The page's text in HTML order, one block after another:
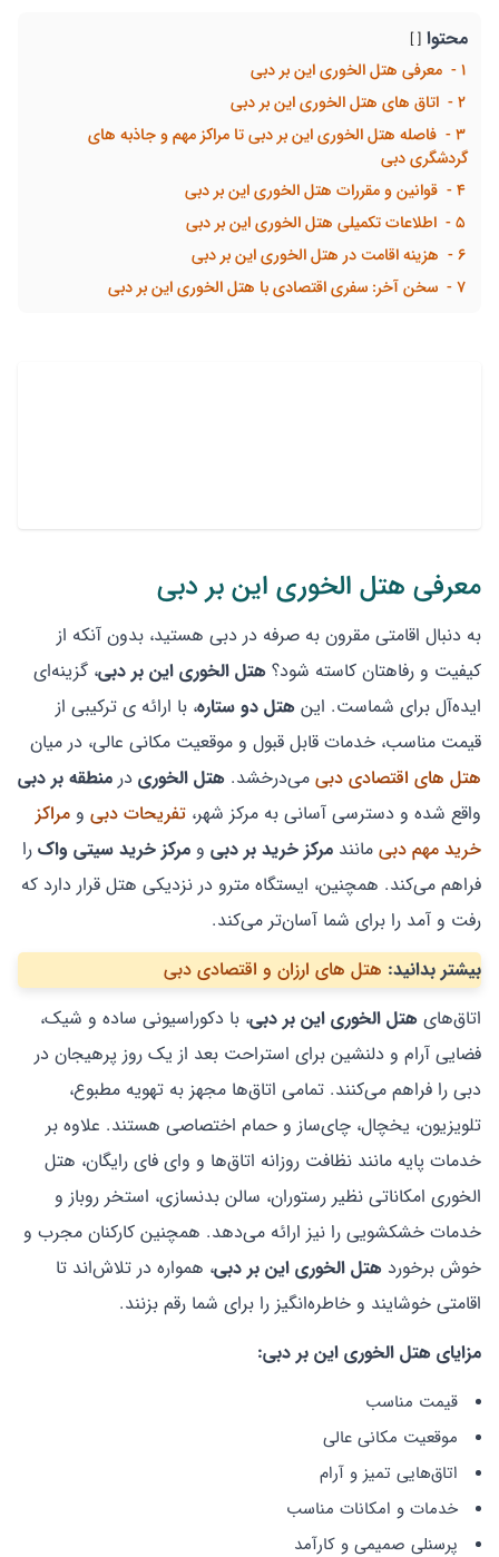
محتوا
1
معرفی هتل الخوری این بر دبی
2
اتاق های هتل الخوری این بر دبی
3
فاصله هتل الخوری این بر دبی تا مراکز مهم و جاذبه های
گردشگری دبی
4
قوانین و مقررات هتل الخوری این بر دبی
5
اطلاعات تکمیلی هتل الخوری این بر دبی
6
هزینه اقامت در هتل الخوری این بر دبی
7
سخن آخر: سفری اقتصادی با هتل الخوری این بر دبی
معرفی هتل الخوری این بر دبی
به دنبال اقامتی مقرون به صرفه در دبی هستید، بدون آنکه از
کیفیت و رفاهتان کاسته شود؟ هتل الخوری این بر دبی، گزینه‌ای
ایده‌آل برای شماست. این هتل دو ستاره، با ارائه ی ترکیبی از
قیمت مناسب، خدمات قابل قبول و موقعیت مکانی عالی، در میان
هتل ‌های اقتصادی دبی می‌درخشد. هتل الخوری در منطقه بر دبی
واقع شده و دسترسی آسانی به مرکز شهر، تفریحات دبی و مراکز
خرید مهم دبی مانند مرکز خرید بر دبی و مرکز خرید سیتی واک را
فراهم می‌کند. همچنین، ایستگاه مترو در نزدیکی هتل قرار دارد که
رفت و آمد را برای شما آسان‌تر می‌کند.
بیشتر بدانید: هتل های ارزان و اقتصادی دبی
اتاق‌های هتل الخوری این بر دبی، با دکوراسیونی ساده و شیک،
فضایی آرام و دلنشین برای استراحت بعد از یک روز پرهیجان در
دبی را فراهم می‌کنند. تمامی اتاق‌ها مجهز به تهویه مطبوع،
تلویزیون، یخچال، چای‌ساز و حمام اختصاصی هستند. علاوه بر
خدمات پایه مانند نظافت روزانه اتاق‌ها و وای فای رایگان، هتل
الخوری امکاناتی نظیر رستوران، سالن بدنسازی، استخر روباز و
خدمات خشکشویی را نیز ارائه می‌دهد. همچنین کارکنان مجرب و
خوش برخورد هتل الخوری این بر دبی، همواره در تلاش‌اند تا
اقامتی خوشایند و خاطره‌انگیز را برای شما رقم بزنند.
مزایای هتل الخوری این بر دبی:
قیمت مناسب
موقعیت مکانی عالی
اتاق‌هایی تمیز و آرام
خدمات و امکانات مناسب
پرسنلی صمیمی و کارآمد